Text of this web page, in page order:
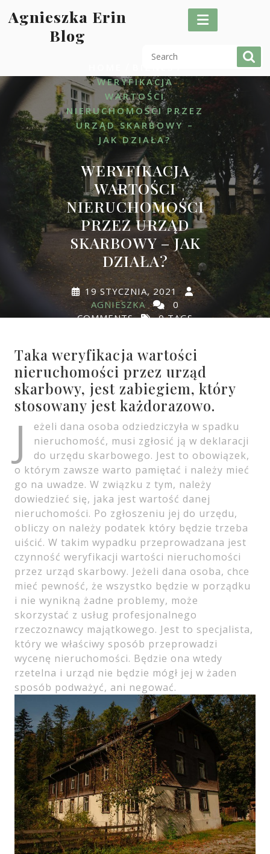
toAgnieszka Erin
Blog
WERYFIKACJA
WARTOŚCI
NIERUCHOMOŚCI PRZEZ
URZĄD SKARBOWY –
JAK DZIAŁA?
WERYFIKACJA
WARTOŚCI
NIERUCHOMOŚCI
PRZEZ URZĄD
SKARBOWY – JAK
DZIAŁA?
19 STYCZNIA, 2021
AGNIESZKA
0
COMMENTS
0 TAGS
Taka weryfikacja wartości
nieruchomości przez urząd
skarbowy, jest zabiegiem, który
stosowany jest każdorazowo.
J
eżeli dana osoba odziedziczyła w spadku
nieruchomość, musi zgłosić ją w deklaracji
do urzędu skarbowego. Jest to obowiązek,
o którym zawsze warto pamiętać i należy mieć
go na uwadze. W związku z tym, należy
dowiedzieć się, jaka jest wartość danej
nieruchomości. Po zgłoszeniu jej do urzędu,
obliczy on należy podatek który będzie trzeba
uiścić. W takim wypadku przeprowadzana jest
czynność weryfikacji wartości nieruchomości
przez urząd skarbowy. Jeżeli dana osoba, chce
mieć pewność, że wszystko będzie w porządku
i nie wynikną żadne problemy, może
skorzystać z usług profesjonalnego
rzeczoznawcy majątkowego. Jest to specjalista,
który we właściwy sposób przeprowadzi
wycenę nieruchomości. Będzie ona wtedy
rzetelna i urząd nie będzie mógł jej w żaden
sposób podważyć, ani negować.